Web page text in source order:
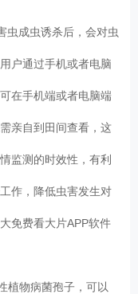
诱杀后，会对虫
用户通过手机或者电脑
可在手机端或者电脑端
亲自到田间查看，这
测的时效性，有利
，降低虫害发生对
十大免费看大片APP软件
病菌孢子，可以